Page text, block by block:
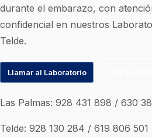
durante el embarazo, con
confidencial en nuestros
Telde.
Llamar al Laboratorio
Las Palmas: 928 431 898 / 630
Telde: 928 130 284 / 619 806 501